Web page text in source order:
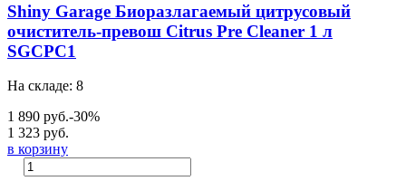
Shiny Garage Биоразлагаемый цитрусовый
очиститель-превош Citrus Pre Cleaner 1 л
SGCPC1
На складе: 8
1 890 руб.-30%
1 323 руб.
в корзину